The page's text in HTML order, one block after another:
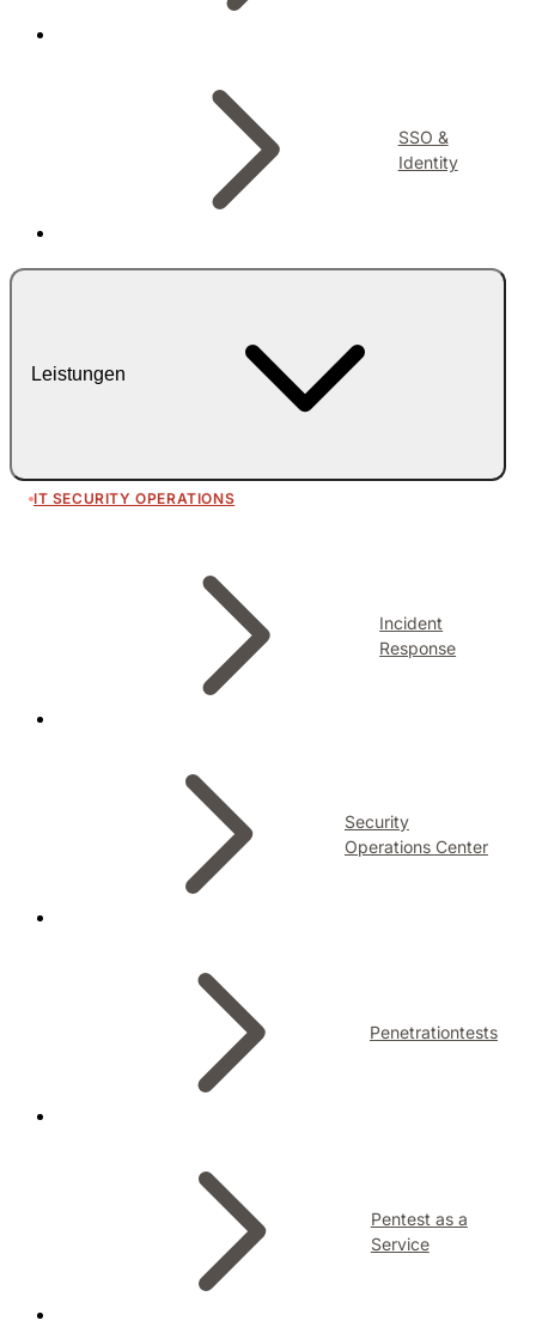
SSO &
Identity
Leistungen
IT SECURITY OPERATIONS
Incident
Response
Security
Operations Center
Penetrationtests
Pentest as a
Service